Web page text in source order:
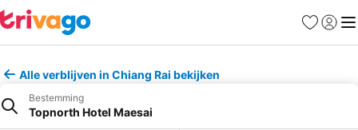
Favorieten
Alle verblijven in Chiang Rai bekijken
Bestemming
Topnorth Hotel Maesai